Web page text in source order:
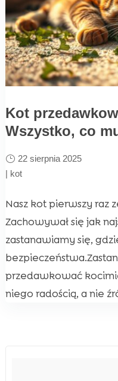
Kot
Wszystko, co
22 sierpnia 2025
| kot
Nasz kot pierwszy raz
Zachowywał się jak
zastanawiamy się,
przedawkować
niego radością, a nie